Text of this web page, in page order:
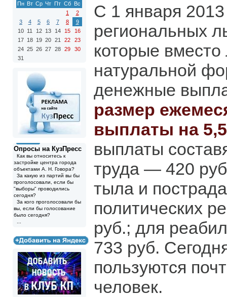
Пн Вт Ср Чт Пт Сб Вс
1
2
3
4 5 6 7 8
9
10 11 12 13 14 15
16
17 18 19 20 21 22
23
24 25 26 27 28 29
30
31
Опросы на КузПресс
Как вы относитесь к
застройке центра города
объектами А. Н. Говора?
За какую из партий вы бы
проголосовали, если бы
"выборы" проводились
сегодня?
За кого проголосовали бы
вы, если бы голосование
было сегодня?
С 1 января
региональных
которые вместо
натуральной
денежные
размер
выплаты на
выплаты
труда — 420
тыла и
политических
руб.; для
733 руб.
пользуются
человек.